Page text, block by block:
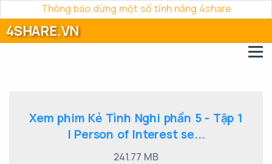
Thông báo dừng một số tính năng 4share
4SHARE.VN
Xem phim Kẻ Tình Nghi phần 5 - Tập 1
| Person of Interest se...
241.77 MB